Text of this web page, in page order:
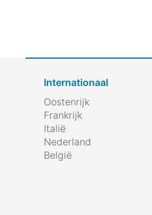
Internationaal
Oostenrijk
Frankrijk
Italië
Nederland
België